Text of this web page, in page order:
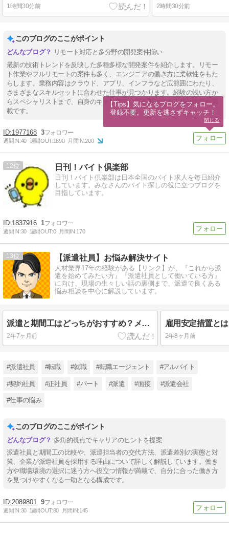
1時間30分前 2時間30分前
このブログのここがポイント
リモート対応と多分野の開発案件揃い
最新の技術トレンドを反映した多種多様な開発案件を紹介します。リモー
ト作業やフルリモートの案件も多く、エンジニアの働き方に柔軟性をもた
らします。業務内容はクラウド、アプリ、インフラなど広範囲にわたり、
さまざまなスキルセットに合わせた仕事が見つかります。経験の浅い方か
らスペシャリストまで、自身のキャリアアップを実現できる案件情報が満
載です。
1977168 3
週間IN:40 週間OUT:1890 月間IN:200
12 日刊！バイト倶楽部
日刊！バイト倶楽部は日本全国のバイト求人を毎日紹介
しています。みなさんのバイト探しの役に立つブログを
目指しています。
1837916 1
週間IN:30 週間OUT:0 月間IN:170
13 【派遣社員】お悩み解決サイト
人材業界17年の経験がある【リンク】が、『これから派
遣を始めてみたい方』『派遣社員として働いている方』
に向け、現場の生々しい話の裏側まで、派遣で良くある
悩み相談を中心に解説しています。
派遣と期間工はどっちがおすすめ？メリット・デメリットも分かりやすく解説
2年7ヶ月前 2年8ヶ月前
#派遣社員 #転職 #就職 #転職エージェント #アルバイト
#契約社員 #正社員 #パート #派遣 #面接 #派遣会社
#仕事の悩み
このブログのここがポイント
多角的視点でキャリアのヒントを提案
派遣社員と期間工の比較や、派遣担当者の交代方法、派遣差別の実態と対
策、企業が派遣社員を採用する理由について詳しく解説しています。働き
方や職場環境の選択に迷う方へ役立つ情報が満載で、自分に合った働き方
を見つけやすくなる一助となる構成です。
2089801 9
週間IN:30 週間OUT:80 月間IN:145
【Tips】気になるブログをフォロー。
登録不要。更新を逃さずキャッチ！
閉じる